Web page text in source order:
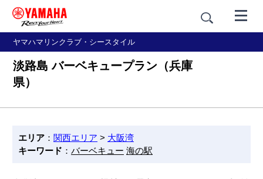
ヤマハマリンクラブ・シースタイル
淡路島 バーベキュープラン（兵庫
県）
エリア ： 関西エリア > 大阪湾
キーワード ： バーベキュー 海の駅